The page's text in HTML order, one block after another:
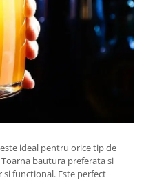
ideal pentru orice tip de
bautura preferata si
functional. Este perfect